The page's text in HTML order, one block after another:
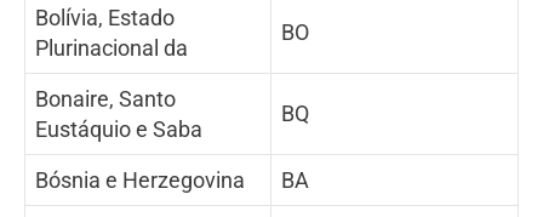
Bolívia, Estado
Plurinacional da
BO
Bonaire, Santo
Eustáquio e Saba
BQ
Bósnia e Herzegovina
BA